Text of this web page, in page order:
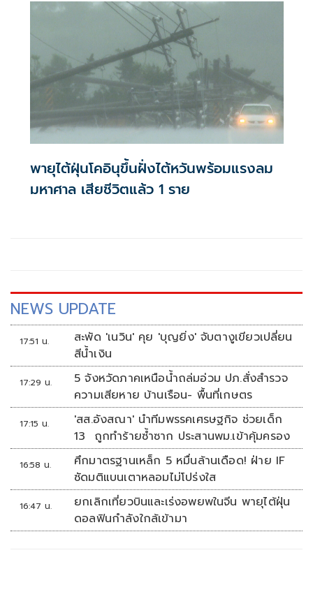
พายุไต้ฝุ่นโคอินุขึ้นฝั่งไต้หวันพร้อมแรงลม
มหาศาล เสียชีวิตแล้ว 1 ราย
NEWS UPDATE
17:51 น.
สะพัด 'เนวิน' คุย 'บุญยิ่ง' จับตางูเขียวเปลี่ยน
สีน้ำเงิน
17:29 น.
5 จังหวัดภาคเหนือน้ำถล่มอ่วม ปภ.สั่งสำรวจ
ความเสียหาย บ้านเรือน- พื้นที่เกษตร
17:15 น.
'สส.อังสณา' นำทีมพรรคเศรษฐกิจ ช่วยเด็ก
13 ถูกทำร้ายซ้ำซาก ประสานพม.เข้าคุ้มครอง
16:58 น.
ศึกมาตรฐานเหล็ก 5 หมื่นล้านเดือด! ฝ่าย IF
ซัดมติแบนเตาหลอมไม่โปร่งใส
16:47 น.
ยกเลิกเที่ยวบินและเร่งอพยพในจีน พายุไต้ฝุ่น
ดอลฟินกำลังใกล้เข้ามา